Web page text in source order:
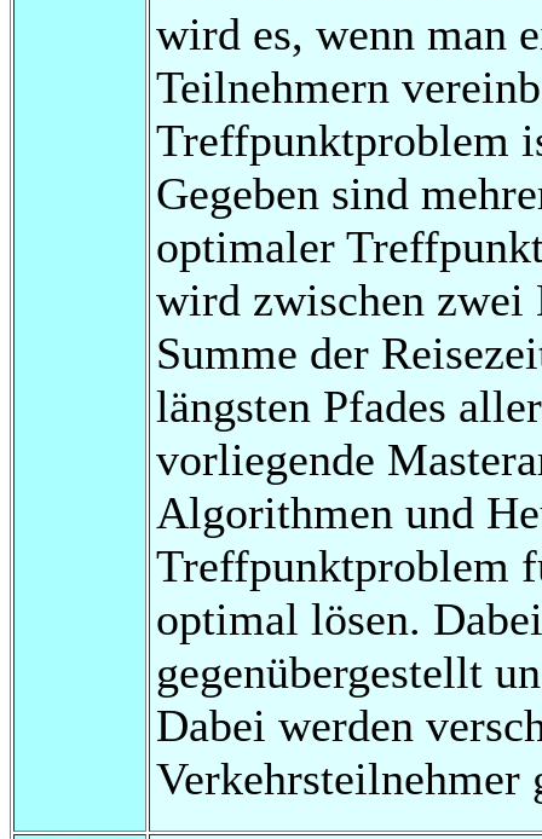
wird es, wenn man
Teilnehmern
Treffpunktproblem
Gegeben sind
optimaler
wird zwischen zwei
Summe der
längsten Pfades
vorliegende
Algorithmen und
Treffpunktproblem
optimal lösen.
gegenübergestellt
Dabei werden
Verkehrsteilnehmer